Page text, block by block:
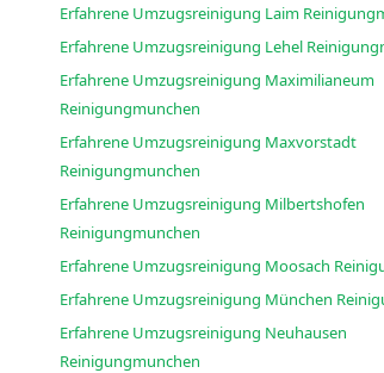
Erfahrene Umzugsreinigung
Erfahrene
Erfahrene Umzugsreinigung Maximilianeum
Reinigungmunchen
Erfahrene Umzugsreinigung Maxvorstadt
Reinigungmunchen
Erfahrene Umzugsreinigung Milbertshofen
Reinigungmunchen
Erfahrene
Erfahrene
Erfahrene Umzugsreinigung Neuhausen
Reinigungmunchen